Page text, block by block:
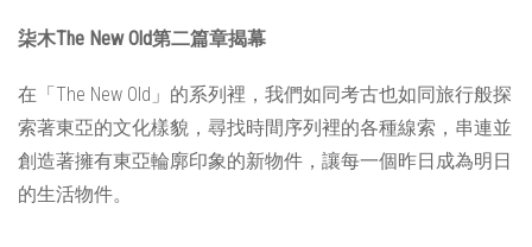
柒木The New Old第二篇章揭幕
在「The New Old」的系列裡，我們如同考古也如同旅行般探
索著東亞的文化樣貌，尋找時間序列裡的各種線索，串連並
創造著擁有東亞輪廓印象的新物件，讓每一個昨日成為明日
的生活物件。